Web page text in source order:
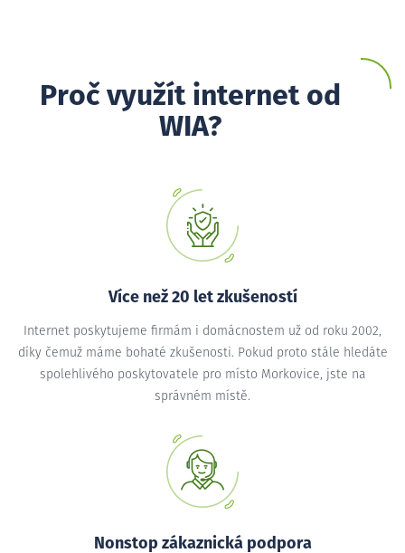
Proč využít internet od
WIA?
Více než 20 let zkušeností
Internet poskytujeme firmám i domácnostem už od roku 2002,
díky čemuž máme bohaté zkušenosti. Pokud proto stále hledáte
spolehlivého poskytovatele pro místo Morkovice, jste na
správném místě.
Nonstop zákaznická podpora